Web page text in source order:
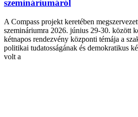
szemináriumáról
A Compass projekt keretében
szemináriumra 2026. június 29-30. között
kétnapos rendezvény központi témája a
politikai tudatosságának és demokratikus
volt a